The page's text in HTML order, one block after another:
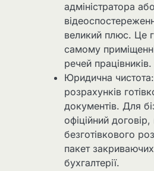
адміністратора
великий плюс. Це
самому
речей працівників.
Юридична
розрахунків
документів. Для
офіційний
безготівкового
пакет
бухгалтерії.